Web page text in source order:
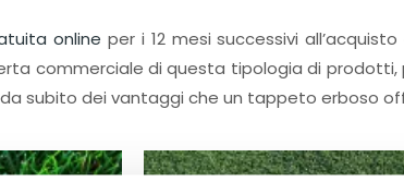
online per i 12 mesi successivi
commerciale di questa tipologia di
subito dei vantaggi che un tappeto erboso